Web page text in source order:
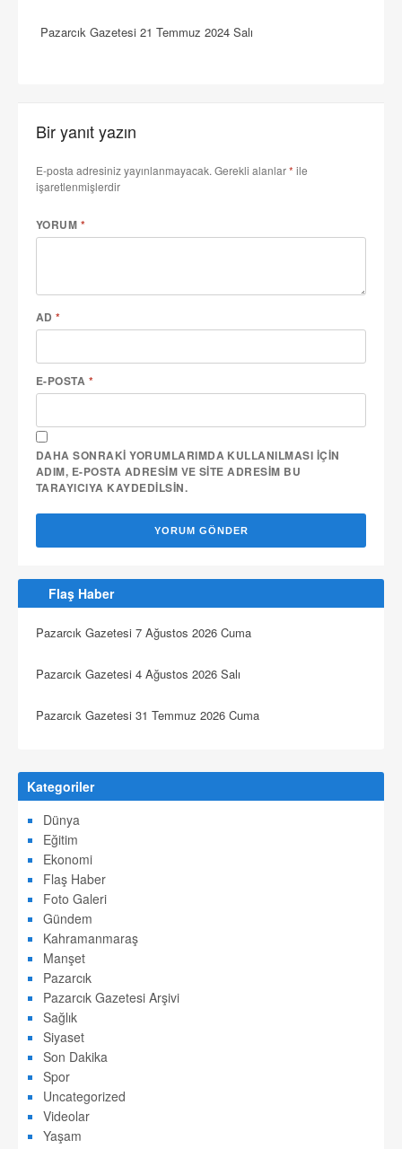
Pazarcık Gazetesi 21 Temmuz 2024 Salı
Bir yanıt yazın
E-posta adresiniz yayınlanmayacak. Gerekli alanlar* ile
işaretlenmişlerdir
YORUM *
AD*
E-POSTA *
DAHA SONRAKI YORUMLARIMDA KULLANILMASI IÇIN
ADIM, E-POSTA ADRESIM VE SITE ADRESIM BU
TARAYICIYA KAYDEDILSIN.
Flaş Haber
Pazarcık Gazetesi 7 Ağustos 2026 Cuma
Pazarcık Gazetesi 4 Ağustos 2026 Salı
Pazarcık Gazetesi 31 Temmuz 2026 Cuma
Kategoriler
Dünya
Eğitim
Ekonomi
Flaş Haber
Foto Galeri
Gündem
Kahramanmaraş
Manşet
Pazarcık
Pazarcık Gazetesi Arşivi
Sağlık
Siyaset
Son Dakika
Spor
Uncategorized
Videolar
Yaşam